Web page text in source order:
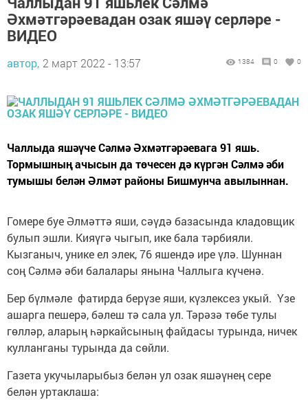
Әхмәтгәрәевадан озак яшәү серләре -
ВИДЕО
автор, 2 март 2022 - 13:57 1384 0 0
Чаллыда яшәүче Сәлмә Әхмәтгәрәевага 91 яшь.
Тормышның ачысын да төчесен дә күргән Сәлмә әби
тумышы белән Әлмәт районы Бишмунча авылыннан.
Гомере буе Әлмәттә яши, сәүдә базасында кладовщик
булып эшли. Кияүгә чыгып, ике бала тәрбияли.
Кызганыч, унике ел элек, 76 яшендә ире үлә. Шуннан
соң Сәлмә әби балалары янына Чаллыга күченә.
Бер бүлмәле фатирда берүзе яши, күзлексез укый. Үзе
ашарга пешерә, бәлеш тә сала ул. Тәрәзә төбе тулы
гөлләр, аларың һәркайсының файдасы турында, ничек
кулланганы турында да сөйли.
Газета укучыларыбыз белән ул озак яшәүнең сере
белән уртаклаша: